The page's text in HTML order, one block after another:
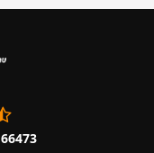
66473